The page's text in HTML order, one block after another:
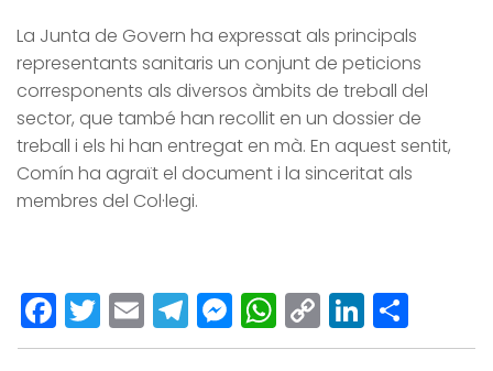
La Junta de Govern ha expressat als principals
representants sanitaris un conjunt de peticions
corresponents als diversos àmbits de treball del
sector, que també han recollit en un dossier de
treball i els hi han entregat en mà. En aquest sentit,
Comín ha agraït el document i la sinceritat als
membres del Col·legi.
Facebook
Twitter
EmailTelegram
Messenger
WhatsApp
Copy
Link